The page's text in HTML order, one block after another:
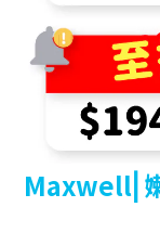
Maxwell⎜